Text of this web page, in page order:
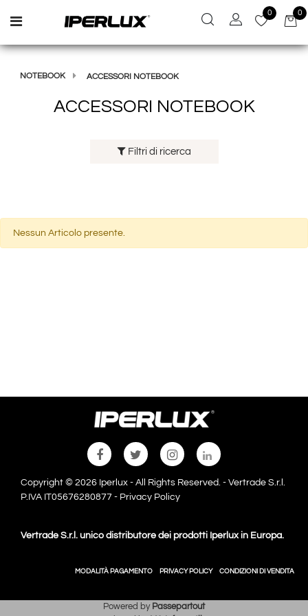
Open menu
0 0
NOTEBOOK ACCESSORI NOTEBOOK
ACCESSORI NOTEBOOK
Filtri di ricerca
Nessun Articolo presente.
Copyright © 2026 Iperlux - All Rights Reserved. - Vertrade S.r.l.
P.IVA IT05676280877 - Privacy Policy
Vertrade S.r.l. unico distributore dei prodotti Iperlux in Europa.
MODALITÀ PAGAMENTO PRIVACY POLICY CONDIZIONI DI VENDITA
Powered by Passepartout